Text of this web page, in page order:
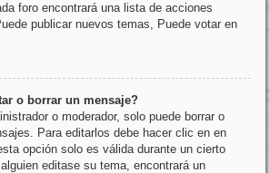
foro encontrará una lista de acciones
publicar nuevos temas, Puede votar en
o borrar un mensaje?
o moderador, solo puede borrar o
Para editarlos debe hacer clic en en
opción solo es válida durante un cierto
editase su tema, encontrará un